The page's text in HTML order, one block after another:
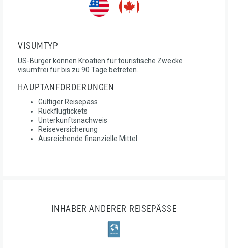
VISUMTYP
US-Bürger können Kroatien für touristische Zwecke
visumfrei für bis zu 90 Tage betreten.
HAUPTANFORDERUNGEN
Gültiger Reisepass
Rückflugtickets
Unterkunftsnachweis
Reiseversicherung
Ausreichende finanzielle Mittel
INHABER ANDERER REISEPÄSSE